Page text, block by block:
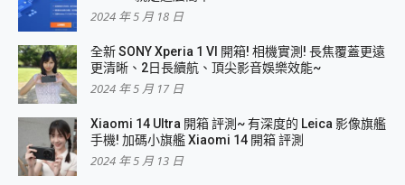
2024 年 5 月 18 日
全新 SONY Xperia 1 VI 開箱! 相機實測! 長焦覆蓋更遠
更清晰、2日長續航、頂尖影音娛樂效能~
2024 年 5 月 17 日
Xiaomi 14 Ultra 開箱 評測~ 有深度的 Leica 影像旗艦
手機! 加碼小旗艦 Xiaomi 14 開箱 評測
2024 年 5 月 13 日